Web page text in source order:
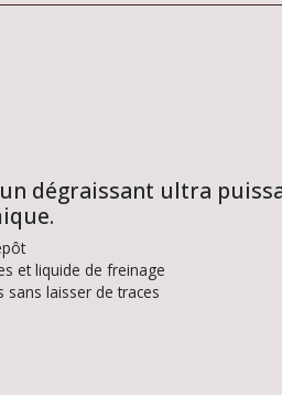
dégraissant ultra
et liquide de freinage
sans laisser de traces